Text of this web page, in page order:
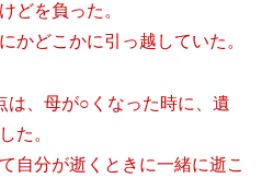
どを負った。
かどこかに引っ越していた。
は、母が○くなった時に、遺
た。
自分が逝くときに一緒に逝こ